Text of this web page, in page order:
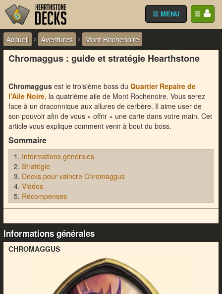
☰
☰ MENU
Accueil › Aventures › Mont Rochenoire
Chromaggus : guide et stratégie Hearthstone
Chromaggusest le troisième boss du Quartier Repaire de
l'Aile Noire, la quatrième aile de Mont Rochenoire. Vous serez
face à un draconnique aux allures de cerbère. Il aime user de
son pouvoir afin de vous « offrir » une carte dans votre main. Cet
article vous explique comment venir à bout du boss.
Sommaire
Informations générales
Stratégie
Decks pour vaincre Chromaggus
Vidéos
Récompenses
Informations générales
CHROMAGGUS